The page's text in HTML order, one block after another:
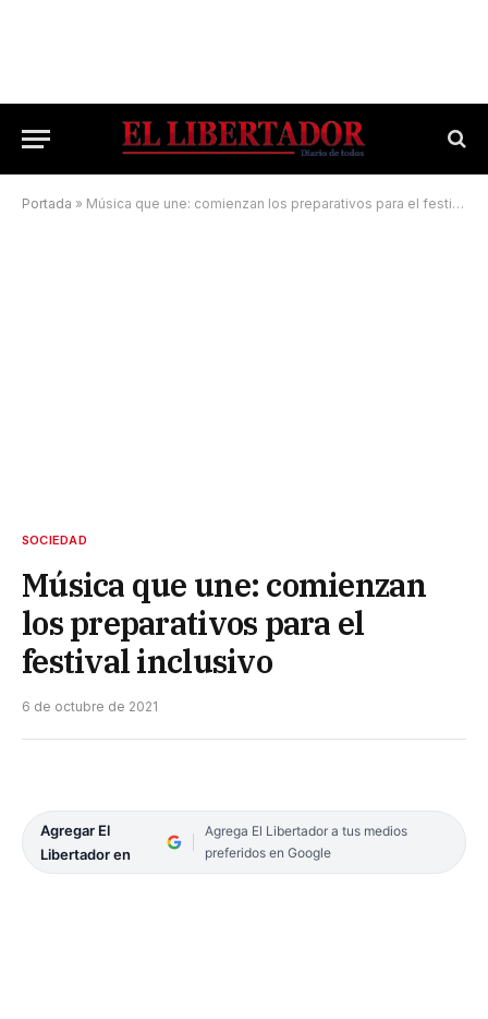
Portada » Música que une: comienzan los preparativos para el festival inclusivo
SOCIEDAD
Música que une: comienzan
los preparativos para el
festival inclusivo
6 de octubre de 2021
Agregar El
Libertador en
Agrega El Libertador a tus medios
preferidos en Google